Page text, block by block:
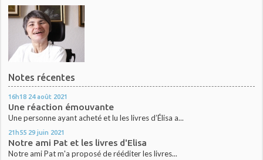
Notes récentes
16h18 24 août 2021
Une réaction émouvante
Une personne ayant acheté et lu les livres d’Élisa a...
21h55 29 juin 2021
Notre ami Pat et les livres d'Elisa
Notre ami Pat m'a proposé de rééditer les livres...